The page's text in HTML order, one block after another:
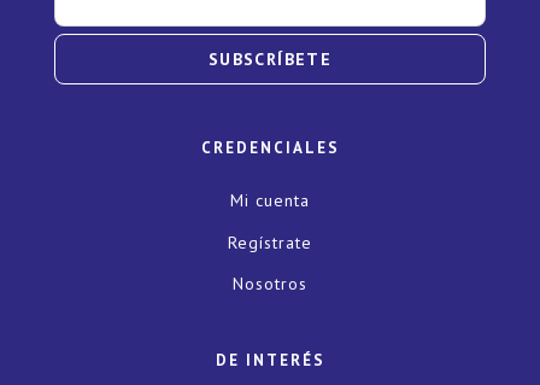
SUBSCRÍBETE
CREDENCIALES
Mi cuenta
Regístrate
Nosotros
DE INTERÉS